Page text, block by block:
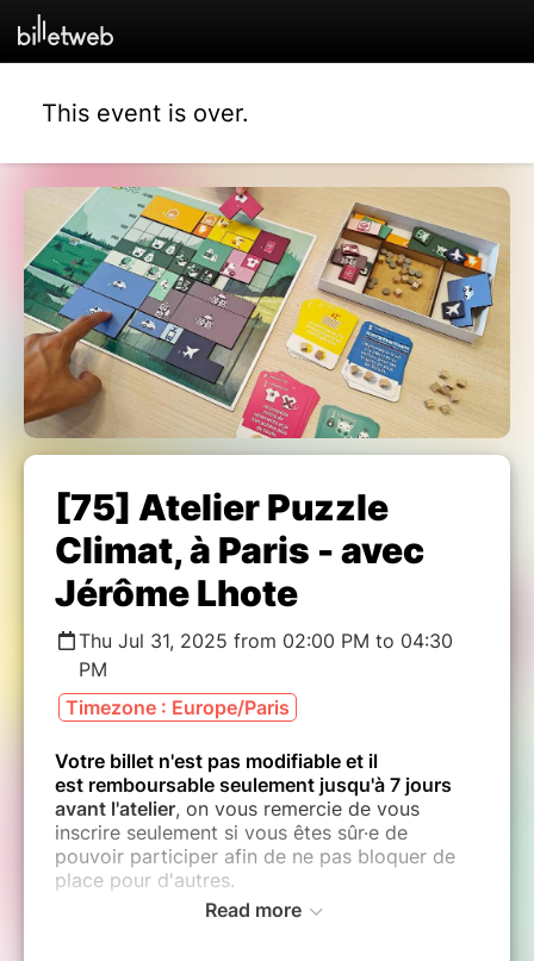
This event is over.
[75] Atelier Puzzle
Climat, à Paris - avec
Jérôme Lhote
Thu Jul 31, 2025 from 02:00 PM to 04:30
PM
Timezone : Europe/Paris
Votre billet n'est pas modifiable et il
est remboursable seulement jusqu'à 7 jours
avant l'atelier, on vous remercie de vous
inscrire seulement si vous êtes sûr·e de
pouvoir participer afin de ne pas bloquer de
place pour d'autres.
Read more